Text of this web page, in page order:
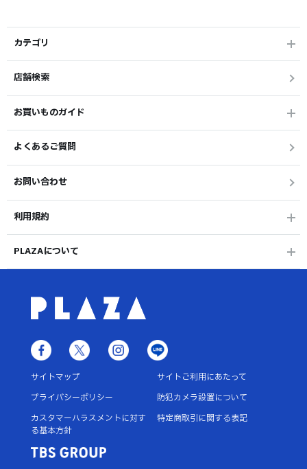
カテゴリ
店舗検索
お買いものガイド
よくあるご質問
お問い合わせ
利用規約
PLAZAについて
サイトマップ
サイトご利用にあたって
プライバシーポリシー
防犯カメラ設置について
カスタマーハラスメントに対す
る基本方針
特定商取引に関する表記